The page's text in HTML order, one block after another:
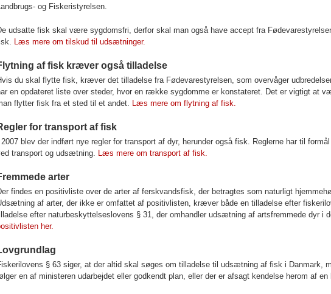
og Fiskeristyrelsen.
udsatte fisk skal være sygdomsfri, derfor skal man også have accept fra
Læs mere om tilskud til udsætninger.
af fisk kræver også tilladelse
du skal flytte fisk, kræver det tilladelse fra Fødevarestyrelsen, som overvåger
en opdateret liste over steder, hvor en række sygdomme er konstateret. Det er vigtigt at
flytter fisk fra et sted til et andet. Læs mere om flytning af fisk.
for transport af fisk
I 2007 blev der indført nye regler for transport af dyr, herunder også fisk. Reglerne har til
transport og udsætning. Læs mere om transport af fisk.
arter
findes en positivliste over de arter af ferskvandsfisk, der betragtes som naturligt
af arter, der ikke er omfattet af positivlisten, kræver både en tilladelse efter
efter naturbeskyttelseslovens § 31, der omhandler udsætning af artsfremmede dyr i
her.
§ 63 siger, at der altid skal søges om tilladelse til udsætning af fisk i Danmark,
en af ministeren udarbejdet eller godkendt plan, eller der er afsagt kendelse herom af